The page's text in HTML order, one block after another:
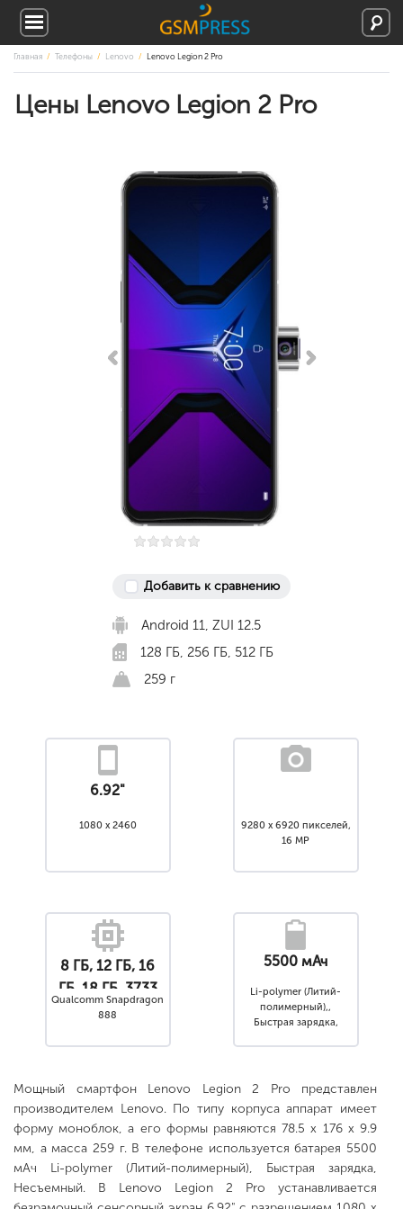
Главная Телефоны Lenovo Lenovo Legion 2 Pro
Цены Lenovo Legion 2 Pro
Добавить к сравнению
Android 11, ZUI 12.5
128 ГБ, 256 ГБ, 512 ГБ
259 г
6.92"
1080 x 2460
9280 x 6920 пикселей,
16 MP
8 ГБ, 12 ГБ, 16
ГБ, 18 ГБ, 3733
МГц
Qualcomm Snapdragon
888
5500 мАч
Li-polymer (Литий-
полимерный),,
Быстрая зарядка,
Мощный смартфон Lenovo Legion 2 Pro представлен
производителем Lenovo. По типу корпуса аппарат имеет
форму моноблок, а его формы равняются 78.5 x 176 x 9.9
мм, а масса 259 г. В телефоне используется батарея 5500
мАч Li-polymer (Литий-полимерный), Быстрая зарядка,
Несъемный. В Lenovo Legion 2 Pro устанавливается